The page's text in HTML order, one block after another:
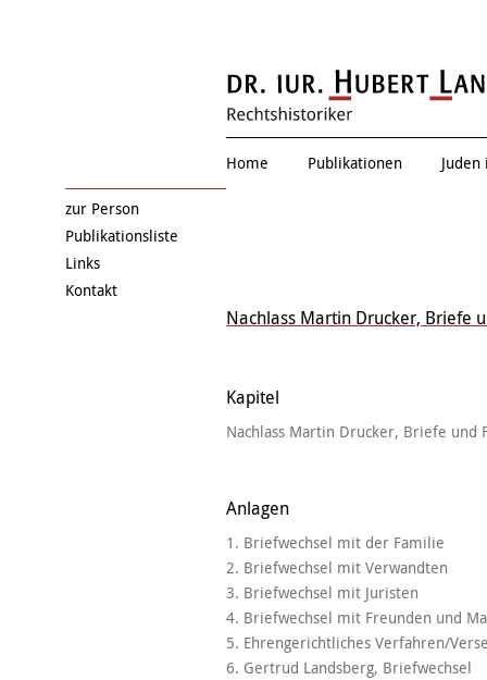
Zwischen allen
Home Publikationen
Nachlass Martin Drucker, Briefe
Kapitel
Nachlass Martin Drucker, Briefe und
Anlagen
1. Briefwechsel mit der Familie
2. Briefwechsel mit Verwandten
3. Briefwechsel mit Juristen
4. Briefwechsel mit Freunden und
5. Ehrengerichtliches Verfahren/
6. Gertrud Landsberg, Briefwechsel
zur Person
Publikationsliste
Links
Kontakt